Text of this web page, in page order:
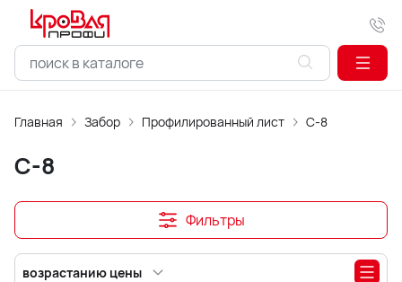
Главная Забор Профилированный лист С-8
С-8
Фильтры
возрастанию цены